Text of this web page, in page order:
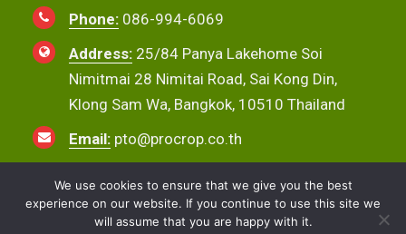
Phone: 086-994-6069
Address: 25/84 Panya Lakehome Soi
Nimitmai 28 Nimitai Road, Sai Kong Din,
Klong Sam Wa, Bangkok, 10510 Thailand
Email: pto@procrop.co.th
Copyright © 2026Procrop T and O. All rights reserved.
We use cookies to ensure that we give you the best
experience on our website. If you continue to use this site we
will assume that you are happy with it.